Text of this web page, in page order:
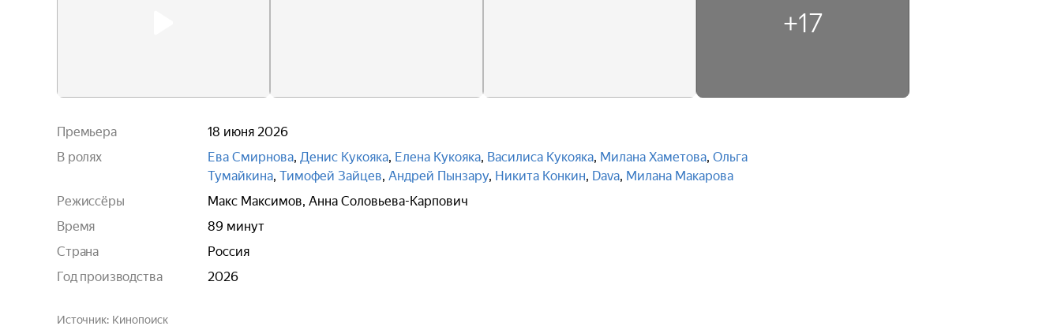
+17
Премьера
18 июня 2026
В ролях
Ева Смирнова, Денис Кукояка, Елена Кукояка, Василиса Кукояка, Милана Хаметова, Ольга
Тумайкина, Тимофей Зайцев, Андрей Пынзару, Никита Конкин, Dava, Милана Макарова
Режиссёры
Макс Максимов, Анна Соловьева-Карпович
Время
89 минут
Страна
Россия
Год производства
2026
Источник Кинопоиск